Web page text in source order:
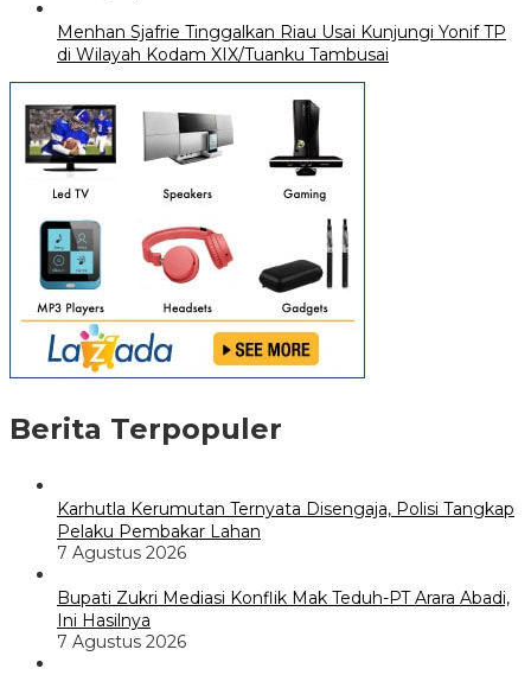
Menhan Sjafrie Tinggalkan Riau Usai Kunjungi Yonif TP
di Wilayah Kodam XIX/Tuanku Tambusai
Berita Terpopuler
Karhutla Kerumutan Ternyata Disengaja, Polisi Tangkap
Pelaku Pembakar Lahan
7 Agustus 2026
Bupati Zukri Mediasi Konflik Mak Teduh-PT Arara Abadi,
Ini Hasilnya
7 Agustus 2026